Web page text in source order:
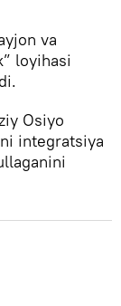
va
loyihasi
Osiyo
integratsiya